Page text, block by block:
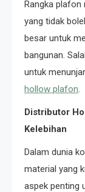
Rangka plafon
yang tidak
besar untuk
bangunan.
untuk
hollow plafon.
Distributor
Kelebihan
Dalam dunia
material yang
aspek penting